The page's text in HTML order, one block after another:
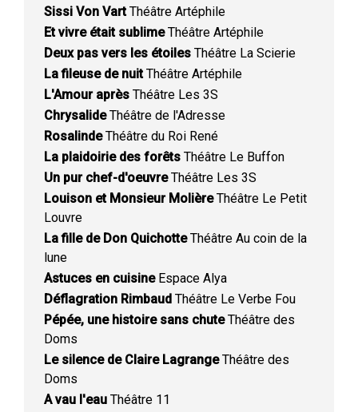
Sissi Von VartThéâtre Artéphile
Et vivre était sublimeThéâtre Artéphile
Deux pas vers les étoiles Théâtre La Scierie
La fileuse de nuitThéâtre Artéphile
L'Amour après Théâtre Les 3S
ChrysalideThéâtre de l'Adresse
RosalindeThéâtre du Roi René
La plaidoirie des forêts Théâtre Le Buffon
Un pur chef-d'oeuvreThéâtre Les 3S
Louison et Monsieur MolièreThéâtre Le Petit
Louvre
La fille de Don QuichotteThéâtre Au coin de la
lune
Astuces en cuisineEspace Alya
Déflagration Rimbaud Théâtre Le Verbe Fou
Pépée, une histoire sans chuteThéâtre des
Doms
Le silence de Claire LagrangeThéâtre des
Doms
A vau l'eau Théâtre 11